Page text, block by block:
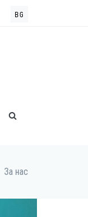
BG
За нас